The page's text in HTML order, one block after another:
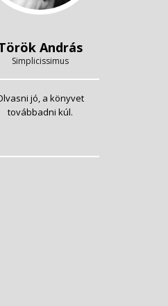
András
Simplicissimus
jó, a könyvet
továbbadni kúl.